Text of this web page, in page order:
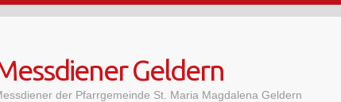
Geldern
der Pfarrgemeinde St. Maria Magdalena Geldern